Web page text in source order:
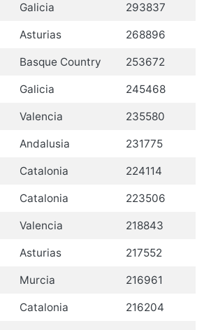
Galicia 293837
Asturias 268896
Basque Country 253672
Galicia 245468
Valencia 235580
Andalusia 231775
Catalonia 224114
Catalonia 223506
Valencia 218843
Asturias 217552
Murcia 216961
Catalonia 216204